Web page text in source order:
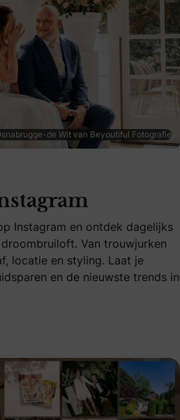
de Wit van Beyoutiful Fotografie
Instagram en ontdek dagelijks
Van trouwjurken
locatie en styling. Laat je
en de nieuwste trends in
op Instagram